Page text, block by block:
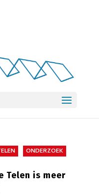
ONDERZOEK
Telen is meer